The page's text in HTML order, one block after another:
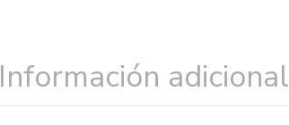
Información adicional